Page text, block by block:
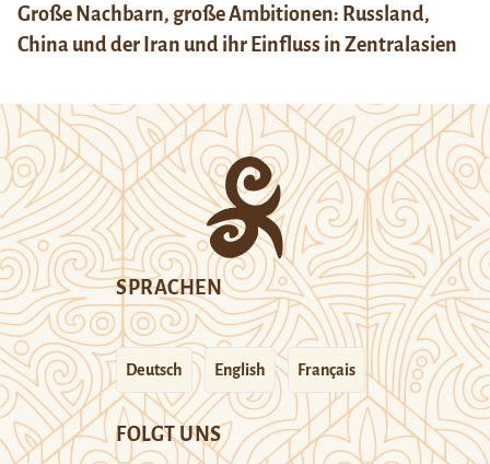
Große Nachbarn, große Ambitionen: Russland,
China und der Iran und ihr Einfluss in Zentralasien
SPRACHEN
Deutsch English Français
FOLGT UNS